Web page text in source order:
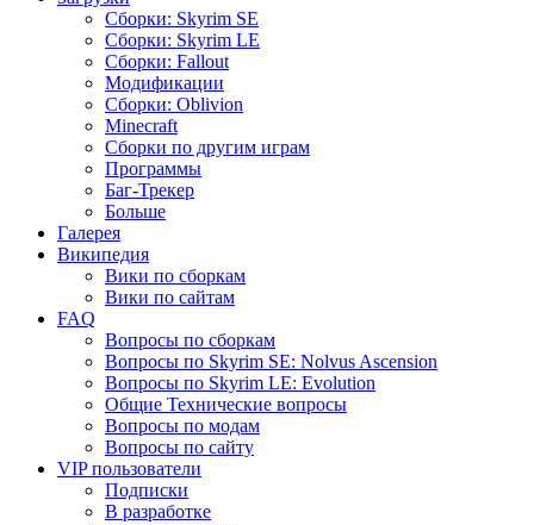
Сборки: Skyrim SE
Сборки: Skyrim LE
Сборки: Fallout
Модификации
Сборки: Oblivion
Minecraft
Сборки по другим играм
Программы
Баг-Трекер
Больше
Галерея
Википедия
Вики по сборкам
Вики по сайтам
FAQ
Вопросы по сборкам
Вопросы по Skyrim SE: Nolvus Ascension
Вопросы по Skyrim LE: Evolution
Общие Технические вопросы
Вопросы по модам
Вопросы по сайту
VIP пользователи
Подписки
В разработке